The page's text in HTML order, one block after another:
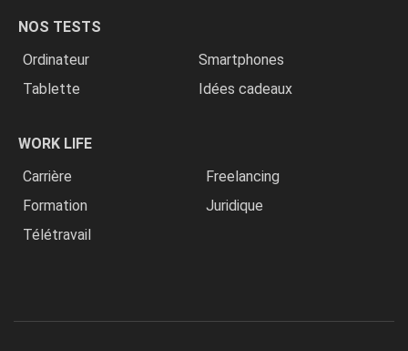
NOS TESTS
Ordinateur
Smartphones
Tablette
Idées cadeaux
WORK LIFE
Carrière
Freelancing
Formation
Juridique
Télétravail